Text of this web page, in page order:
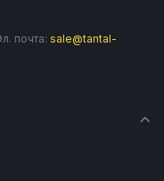
почта: sale@tantal-